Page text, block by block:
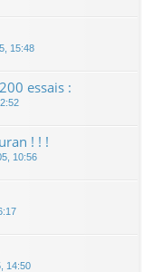
15:48
essais :
! ! !
10:56
14:50